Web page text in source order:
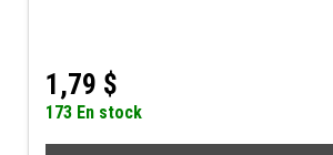
1,79 $
173 En stock